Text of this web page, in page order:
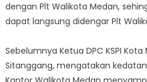
dengan Plt Walikota Medan,
dapat langsung didengar Plt
Sebelumnya Ketua DPC KSPI
Sitanggang, mengatakan